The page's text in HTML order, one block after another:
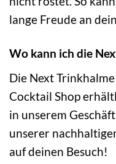
lange Freude an
Wo kann ich die
Die Next
Cocktail Shop
in unserem
unserer
auf deinen Besuch!